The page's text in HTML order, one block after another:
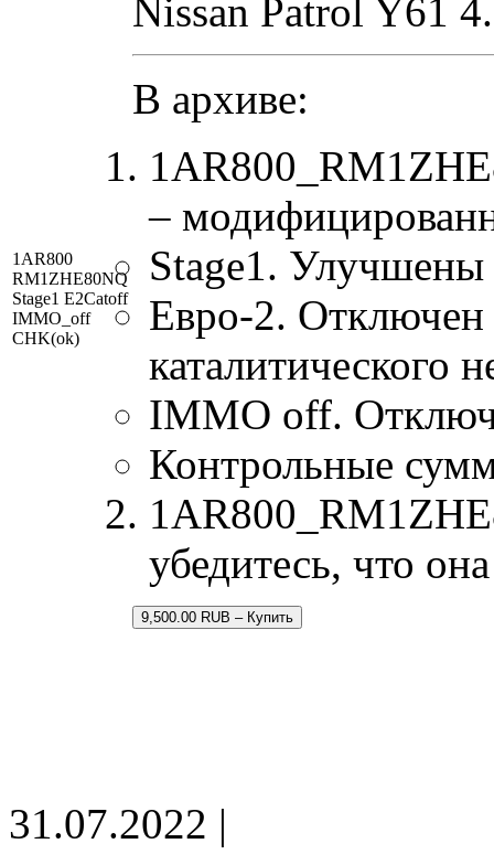
1AR800
RM1ZHE80NQ
Stage1 E2Catoff
IMMO_off
CHK(ok)
Nissan Patrol Y61
В архиве:
–
Stage1. Улучшены
Евро-2. Отключен
каталитического
IMMO off.
Контрольные
убедитесь, что
9,500.00 RUB – Купить
31.07.2022 |